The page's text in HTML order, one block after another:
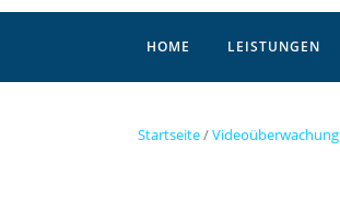
HOME LEISTUNGEN
Startseite/Videoüberwachung